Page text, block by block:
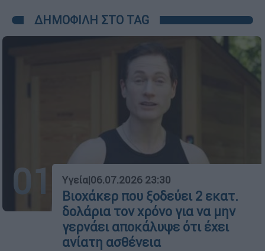
ΔΗΜΟΦΙΛΗ ΣΤΟ TAG
01 Υγεία|06.07.2026 23:30
Βιοχάκερ που ξοδεύει 2 εκατ.
δολάρια τον χρόνο για να μην
γερνάει αποκάλυψε ότι έχει
ανίατη ασθένεια